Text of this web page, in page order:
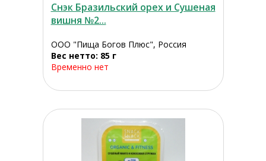
Снэк Бразильский орех и Сушеная
вишня №2...
ООО "Пища Богов Плюс", Россия
Вес нетто: 85 г
Временно нет